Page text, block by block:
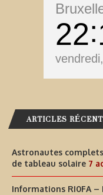
22
ARTICLES
Astronautes
de tableau solaire 7
Informations RI0FA –